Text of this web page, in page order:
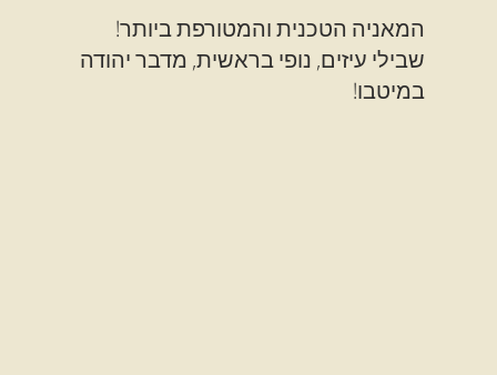
המאניה הטכנית והמטורפת ביותר!
שבילי עיזים, נופי בראשית, מדבר יהודה
במיטבו!